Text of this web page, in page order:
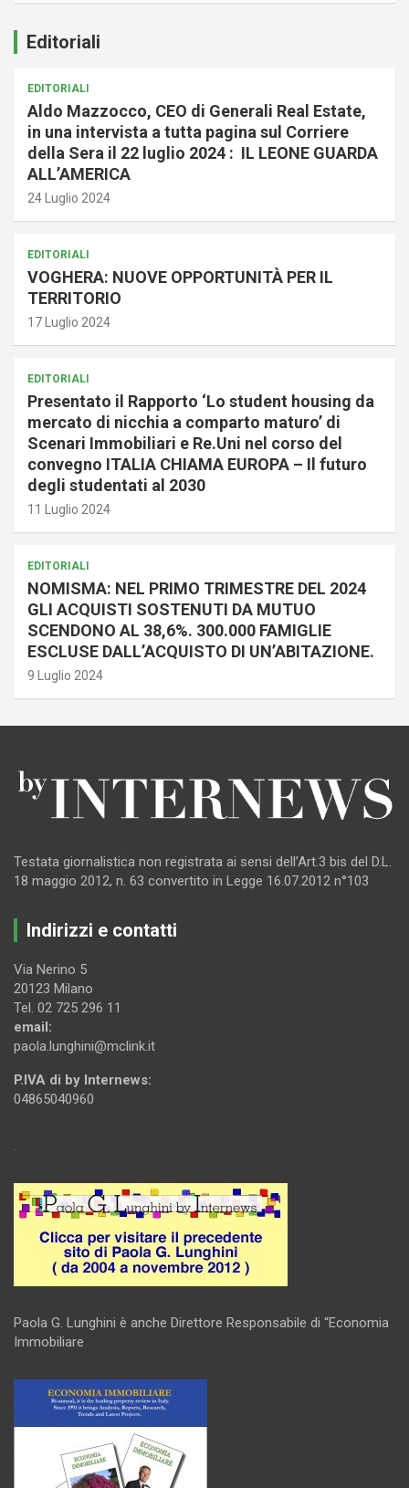
Editoriali
EDITORIALI
Aldo Mazzocco, CEO di Generali Real Estate,
in una intervista a tutta pagina sul Corriere
della Sera il 22 luglio 2024 : IL LEONE GUARDA
ALL’AMERICA
24 Luglio 2024
EDITORIALI
VOGHERA: NUOVE OPPORTUNITÀ PER IL
TERRITORIO
17 Luglio 2024
EDITORIALI
Presentato il Rapporto ‘Lo student housing da
mercato di nicchia a comparto maturo’ di
Scenari Immobiliari e Re.Uni nel corso del
convegno ITALIA CHIAMA EUROPA – Il futuro
degli studentati al 2030
11 Luglio 2024
EDITORIALI
NOMISMA: NEL PRIMO TRIMESTRE DEL 2024
GLI ACQUISTI SOSTENUTI DA MUTUO
SCENDONO AL 38,6%. 300.000 FAMIGLIE
ESCLUSE DALL’ACQUISTO DI UN’ABITAZIONE.
9 Luglio 2024
Testata giornalistica non registrata ai sensi dell’Art.3 bis del D.L.
18 maggio 2012, n. 63 convertito in Legge 16.07.2012 n°103
Indirizzi e contatti
Via Nerino 5
20123 Milano
Tel. 02 725 296 11
email:
paola.lunghini@mclink.it
P.IVA di by Internews:
04865040960
.
Paola G. Lunghini è anche Direttore Responsabile di “Economia
Immobiliare